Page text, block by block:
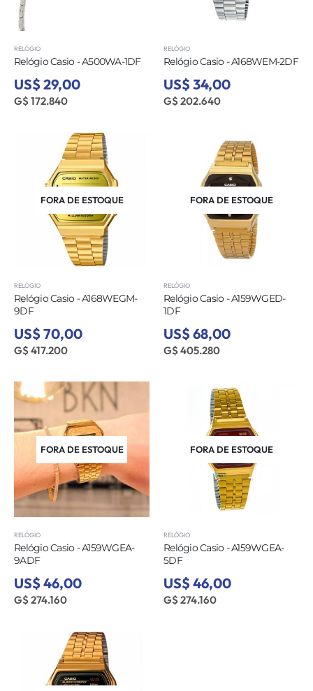
RELÓGIO
Relógio Casio - A500WA-1DF
US$ 29,00
G$ 172.840
RELÓGIO
Relógio Casio - A168WEM-2DF
US$ 34,00
G$ 202.640
FORA DE ESTOQUE
RELÓGIO
Relógio Casio - A168WEGM-
9DF
US$ 70,00
G$ 417.200
FORA DE ESTOQUE
RELÓGIO
Relógio Casio - A159WGED-
1DF
US$ 68,00
G$ 405.280
FORA DE ESTOQUE
RELÓGIO
Relógio Casio - A159WGEA-
9ADF
US$ 46,00
G$ 274.160
FORA DE ESTOQUE
RELÓGIO
Relógio Casio - A159WGEA-
5DF
US$ 46,00
G$ 274.160